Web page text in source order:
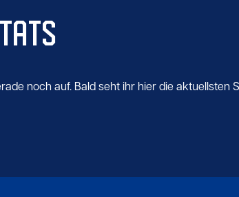
noch auf. Bald seht ihr hier die aktuellsten